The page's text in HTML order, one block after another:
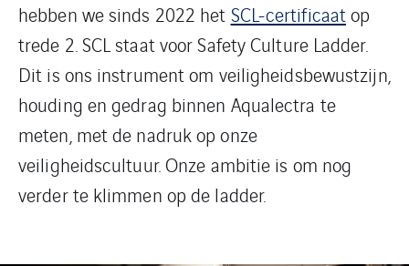
hebben we sinds 2022 het SCL-certificaatop
trede 2. SCL staat voor Safety Culture Ladder.
Dit is ons instrument om veiligheidsbewustzijn,
houding en gedrag binnen Aqualectra te
meten, met de nadruk op onze
veiligheidscultuur. Onze ambitie is om nog
verder te klimmen op de ladder.